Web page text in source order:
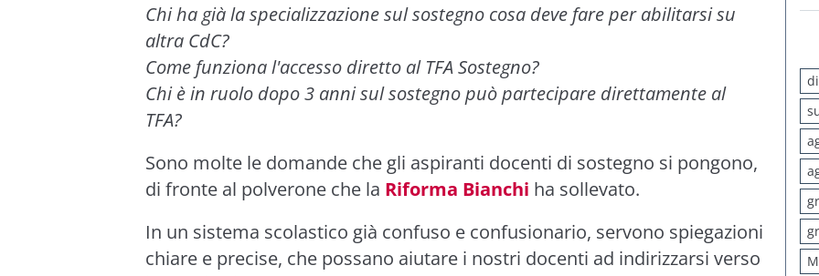
Chi ha già la specializzazione sul sostegno cosa deve fare per abilitarsi su
altra CdC?
Come funziona l'accesso diretto al TFA Sostegno?
Chi è in ruolo dopo 3 anni sul sostegno può partecipare direttamente al
TFA?
Sono molte le domande che gli aspiranti docenti di sostegno si pongono,
di fronte al polverone che la Riforma Bianchi ha sollevato.
In un sistema scolastico già confuso e confusionario, servono spiegazioni
chiare e precise, che possano aiutare i nostri docenti ad indirizzarsi verso